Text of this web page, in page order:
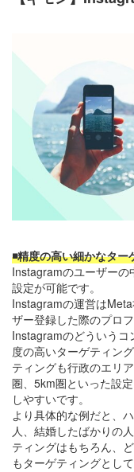
◾️精度の高い細かなタ
Instagramのユーザーの
設定が可能です。
Instagramの運営は
ザー登録した際のプロ
Instagramのどういう
度の高いターゲティン
ティングも行政のエリ
圏、5km圏といった設
しやすいです。
より具体的な例だと、
人、結婚したばかりの
ティングはもちろん、
もターゲティングとし